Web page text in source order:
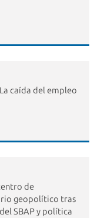
caída del empleo
de
geopolítico tras
SBAP y política